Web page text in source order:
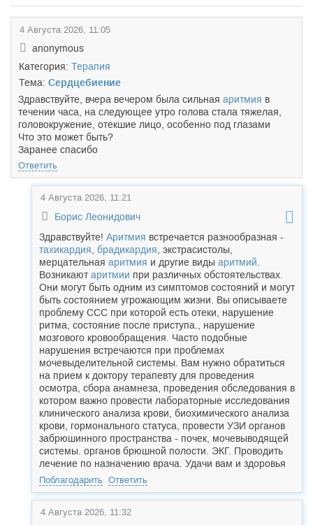
4 Августа 2026, 11:05
anonymous
Категория: Терапия
Тема: Сердцебиение
Здравствуйте, вчера вечером была сильная аритмия в
течении часа, на следующее утро голова стала тяжелая,
головокружение, отекшие лицо, особенно под глазами
Что это может быть?
Заранее спасибо
Ответить
4 Августа 2026, 11:21
Борис Леонидович
Здравствуйте! Аритмия встречается разнообразная -
тахикардия брадикардия , экстрасистолы,
мерцательная аритмия и другие виды аритмий
Возникаютаритмии при различных обстоятельствах.
Они могут быть одним из симптомов состояний и могут
быть состоянием угрожающим жизни. Вы описываете
проблему ССС при которой есть отеки, нарушение
ритма, состояние после приступа., нарушение
мозгового кровообращения. Часто подобные
нарушения встречаются при проблемах
мочевыделительной системы. Вам нужно обратиться
на прием к доктору терапевту для проведения
осмотра, сбора анамнеза, проведения обследования в
котором важно провести лабораторные исследования
клинического анализа крови, биохимического анализа
крови, гормонального статуса, провести УЗИ органов
забрюшинного пространства - почек, мочевыводящей
системы. органов брюшной полости. ЭКГ. Проводить
лечение по назначению врача. Удачи вам и здоровья
Поблагодарить Ответить
4 Августа 2026, 11:32